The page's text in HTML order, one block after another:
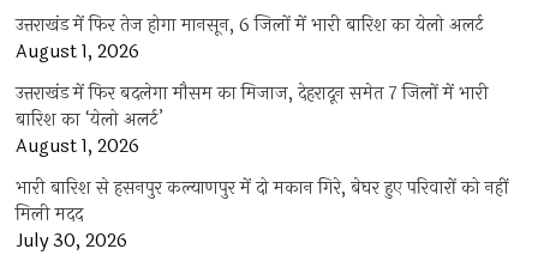
उत्तराखंड में फिर तेज होगा मानसून, 6 जिलों में भारी बारिश का येलो अलर्ट
August 1, 2026
उत्तराखंड में फिर बदलेगा मौसम का मिजाज, देहरादून समेत 7 जिलों में भारी
बारिश का ‘येलो अलर्ट’
August 1, 2026
भारी बारिश से हसनपुर कल्याणपुर में दो मकान गिरे, बेघर हुए परिवारों को नहीं
मिली मदद
July 30, 2026